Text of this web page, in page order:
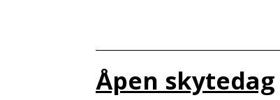
Åpen skytedag